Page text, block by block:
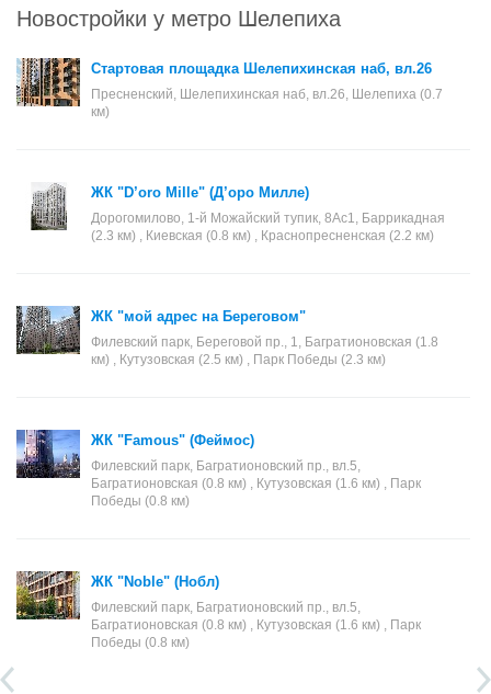
Новостройки у метро Шелепиха
Стартовая площадка Шелепихинская наб, вл.26
Пресненский, Шелепихинская наб, вл.26, Шелепиха (0.7
км)
ЖК "D’oro Mille" (Д’оро Милле)
Дорогомилово, 1-й Можайский тупик, 8Ас1, Баррикадная
(2.3 км) , Киевская (0.8 км) , Краснопресненская (2.2 км)
ЖК "мой адрес на Береговом"
Филевский парк, Береговой пр., 1, Багратионовская (1.8
км) , Кутузовская (2.5 км) , Парк Победы (2.3 км)
ЖК "Famous" (Феймос)
Филевский парк, Багратионовский пр., вл.5,
Багратионовская (0.8 км) , Кутузовская (1.6 км) , Парк
Победы (0.8 км)
ЖК "Noble" (Нобл)
Филевский парк, Багратионовский пр., вл.5,
Багратионовская (0.8 км) , Кутузовская (1.6 км) , Парк
Победы (0.8 км)